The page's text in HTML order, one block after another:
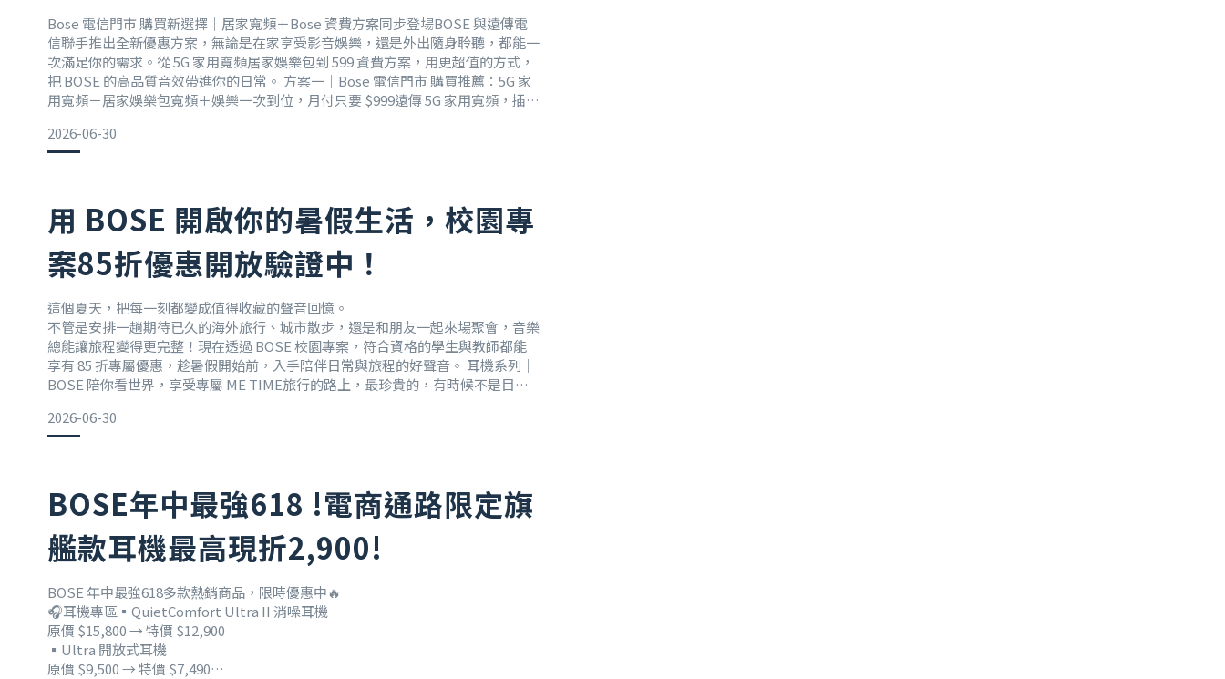
Bose 電信門市 購買新選擇｜居家寬頻＋Bose 資費方案同步登場BOSE 與遠傳電
信聯手推出全新優惠方案，無論是在家享受影音娛樂，還是外出隨身聆聽，都能一
次滿足你的需求。從 5G 家用寬頻居家娛樂包到 599 資費方案，用更超值的方式，
把 BOSE 的高品質音效帶進你的日常。 方案一｜Bose 電信門市 購買推薦：5G 家
用寬頻－居家娛樂包寬頻＋娛樂一次到位，月付只要 $999遠傳 5G 家用寬頻，插電
SoundLin
2026-06-30
用 BOSE 開啟你的暑假生活，校園專
案85折優惠開放驗證中！
這個夏天，把每一刻都變成值得收藏的聲音回憶。
不管是安排一趟期待已久的海外旅行、城市散步，還是和朋友一起來場聚會，音樂
總能讓旅程變得更完整！現在透過 BOSE 校園專案，符合資格的學生與教師都能
享有 85 折專屬優惠，趁暑假開始前，入手陪伴日常與旅程的好聲音。 耳機系列｜
BOSE 陪你看世界，享受專屬 ME TIME旅行的路上，最珍貴的，有時候不是目的
鬧；
搭乘火車穿梭城市之間，讓音樂陪你看著窗外風景流動；
2026-06-30
BOSE年中最強618 !電商通路限定旗
艦款耳機最高現折2,900!
BOSE 年中最強618多款熱銷商品，限時優惠中🔥
🎧耳機專區▪️QuietComfort Ultra II 消噪耳機
原價 $15,800 → 特價 $12,900
▪️Ultra 開放式耳機
原價 $9,500 → 特價 $7,490